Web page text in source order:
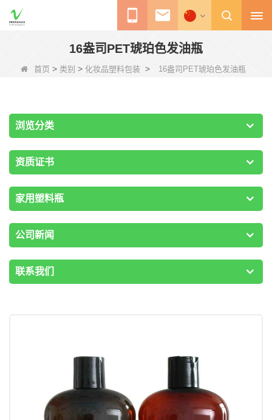
16盎司PET琥珀色发油瓶
首页 > 类别 > 化妆品塑料包装> 16盎司PET琥珀色发油瓶
浏览分类
资质证书
家用塑料瓶
公司新闻
联系我们